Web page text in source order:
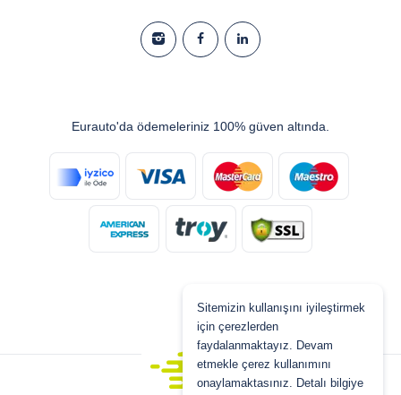
Eurauto'da ödemeleriniz 100% güven altında.
Sitemizin kullanışını iyileştirmek
için çerezlerden
faydalanmaktayız. Devam
etmekle çerez kullanımını
onaylamaktasınız. Detalı bilgiye